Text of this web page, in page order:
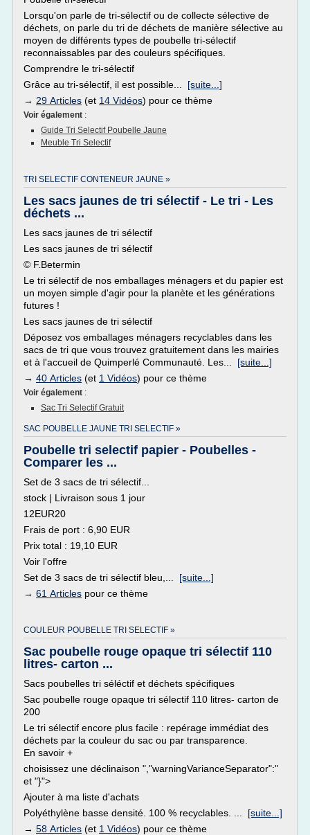
Lorsqu'on parle de tri-sélectif ou de collecte sélective de
déchets, on parle du tri de déchets de manière sélective au
moyen de différents types de poubelle tri-sélectif
reconnaissables par des couleurs spécifiques.
Comprendre le tri-sélectif
Grâce au tri-sélectif, il est possible... [suite...]
→ 29 Articles (et 14 Vidéos) pour ce thème
Voir également :
Guide Tri Selectif Poubelle Jaune
Meuble Tri Selectif
TRI SELECTIF CONTENEUR JAUNE »
Les sacs jaunes de tri sélectif - Le tri - Les
déchets ...
Les sacs jaunes de tri sélectif
Les sacs jaunes de tri sélectif
© F.Betermin
Le tri sélectif de nos emballages ménagers et du papier est
un moyen simple d'agir pour la planète et les générations
futures !
Les sacs jaunes de tri sélectif
Déposez vos emballages ménagers recyclables dans les
sacs de tri que vous trouvez gratuitement dans les mairies
et à l'accueil de Quimperlé Communauté. Les... [suite...]
→ 40 Articles (et 1 Vidéos) pour ce thème
Voir également :
Sac Tri Selectif Gratuit
SAC POUBELLE JAUNE TRI SELECTIF »
Poubelle tri selectif papier - Poubelles -
Comparer les ...
Set de 3 sacs de tri sélectif...
stock | Livraison sous 1 jour
12EUR20
Frais de port : 6,90 EUR
Prix total : 19,10 EUR
Voir l'offre
Set de 3 sacs de tri sélectif bleu,... [suite...]
→ 61 Articles pour ce thème
COULEUR POUBELLE TRI SELECTIF »
Sac poubelle rouge opaque tri sélectif 110
litres- carton ...
Sacs poubelles tri séléctif et déchets spécifiques
Sac poubelle rouge opaque tri sélectif 110 litres- carton de
200
Le tri sélectif encore plus facile : repérage immédiat des
déchets par la couleur du sac ou par transparence.
En savoir +
choisissez une déclinaison ","warningVarianceSeparator":"
et "}">
Ajouter à ma liste d'achats
Polyéthylène basse densité. 100 % recyclables. ... [suite...]
→ 58 Articles (et 1 Vidéos) pour ce thème